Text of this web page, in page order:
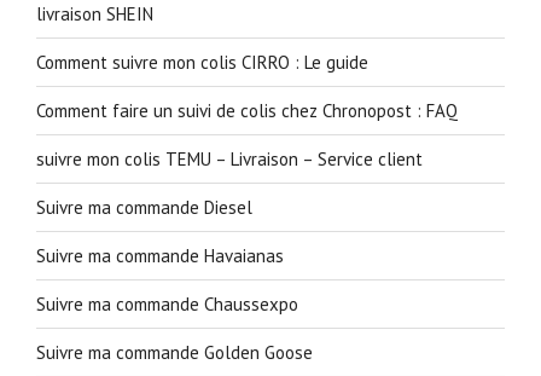
livraison SHEIN
Comment suivre mon colis CIRRO : Le guide
Comment faire un suivi de colis chez Chronopost : FAQ
suivre mon colis TEMU – Livraison – Service client
Suivre ma commande Diesel
Suivre ma commande Havaianas
Suivre ma commande Chaussexpo
Suivre ma commande Golden Goose